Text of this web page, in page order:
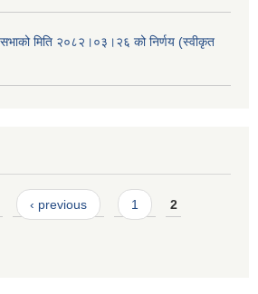
सभाको मिति २०८२।०३।२६ को निर्णय (स्वीकृत
‹ previous 1 2